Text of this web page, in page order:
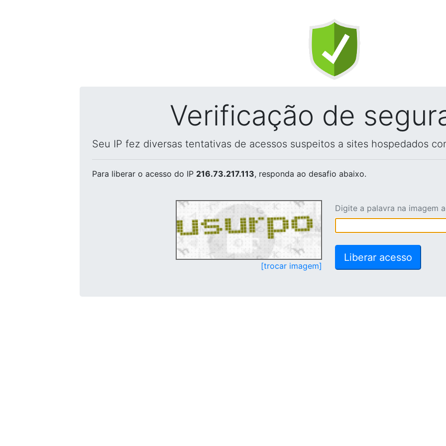
Verificação de
Seu IP fez diversas tentativas de acessos suspeitos a sites hospedados
Para liberar o acesso do IP 216.73.217.113, responda ao desafio abaixo.
[trocar imagem]
Digite a palavra na imagem